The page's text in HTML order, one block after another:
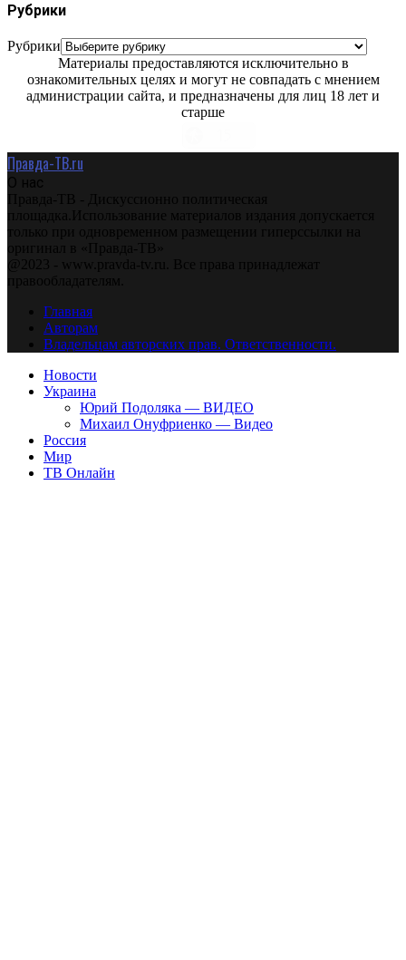
Рубрики
Рубрики
Материалы предоставляются исключительно в
ознакомительных целях и могут не совпадать с мнением
администрации сайта, и предназначены для лиц 18 лет и
старше
Правда-ТВ.ru
О нас
Правда-ТВ - Дискуссионно политическая
площадка.Использование материалов издания допускается
только при одновременном размещении гиперссылки на
оригинал в «Правда-ТВ»
@2023 - www.pravda-tv.ru. Все права принадлежат
правообладателям.
Главная
Авторам
Владельцам авторских прав. Ответственности.
Новости
Украина
Юрий Подоляка — ВИДЕО
Михаил Онуфриенко — Видео
Россия
Мир
ТВ Онлайн